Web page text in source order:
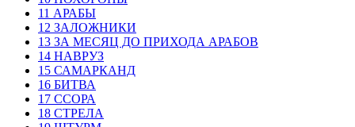
11 АРАБЫ
12 ЗАЛОЖНИКИ
13 ЗА МЕСЯЦ ДО ПРИХОДА АРАБОВ
14 НАВРУЗ
15 САМАРКАНД
16 БИТВА
17 ССОРА
18 СТРЕЛА